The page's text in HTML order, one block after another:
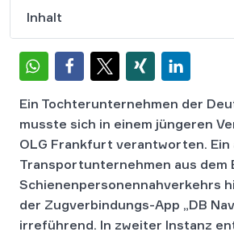
Inhalt
Ein Tochterunternehmen der
musste sich in einem jüngeren
OLG Frankfurt verantworten. Ein
Transportunternehmen aus dem
Schienenpersonennahverkehrs
der Zugverbindungs-App „DB
irreführend. In zweiter Instanz